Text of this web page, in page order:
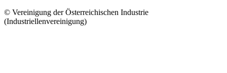
© Vereinigung der Österreichischen Industrie
(Industriellenvereinigung)